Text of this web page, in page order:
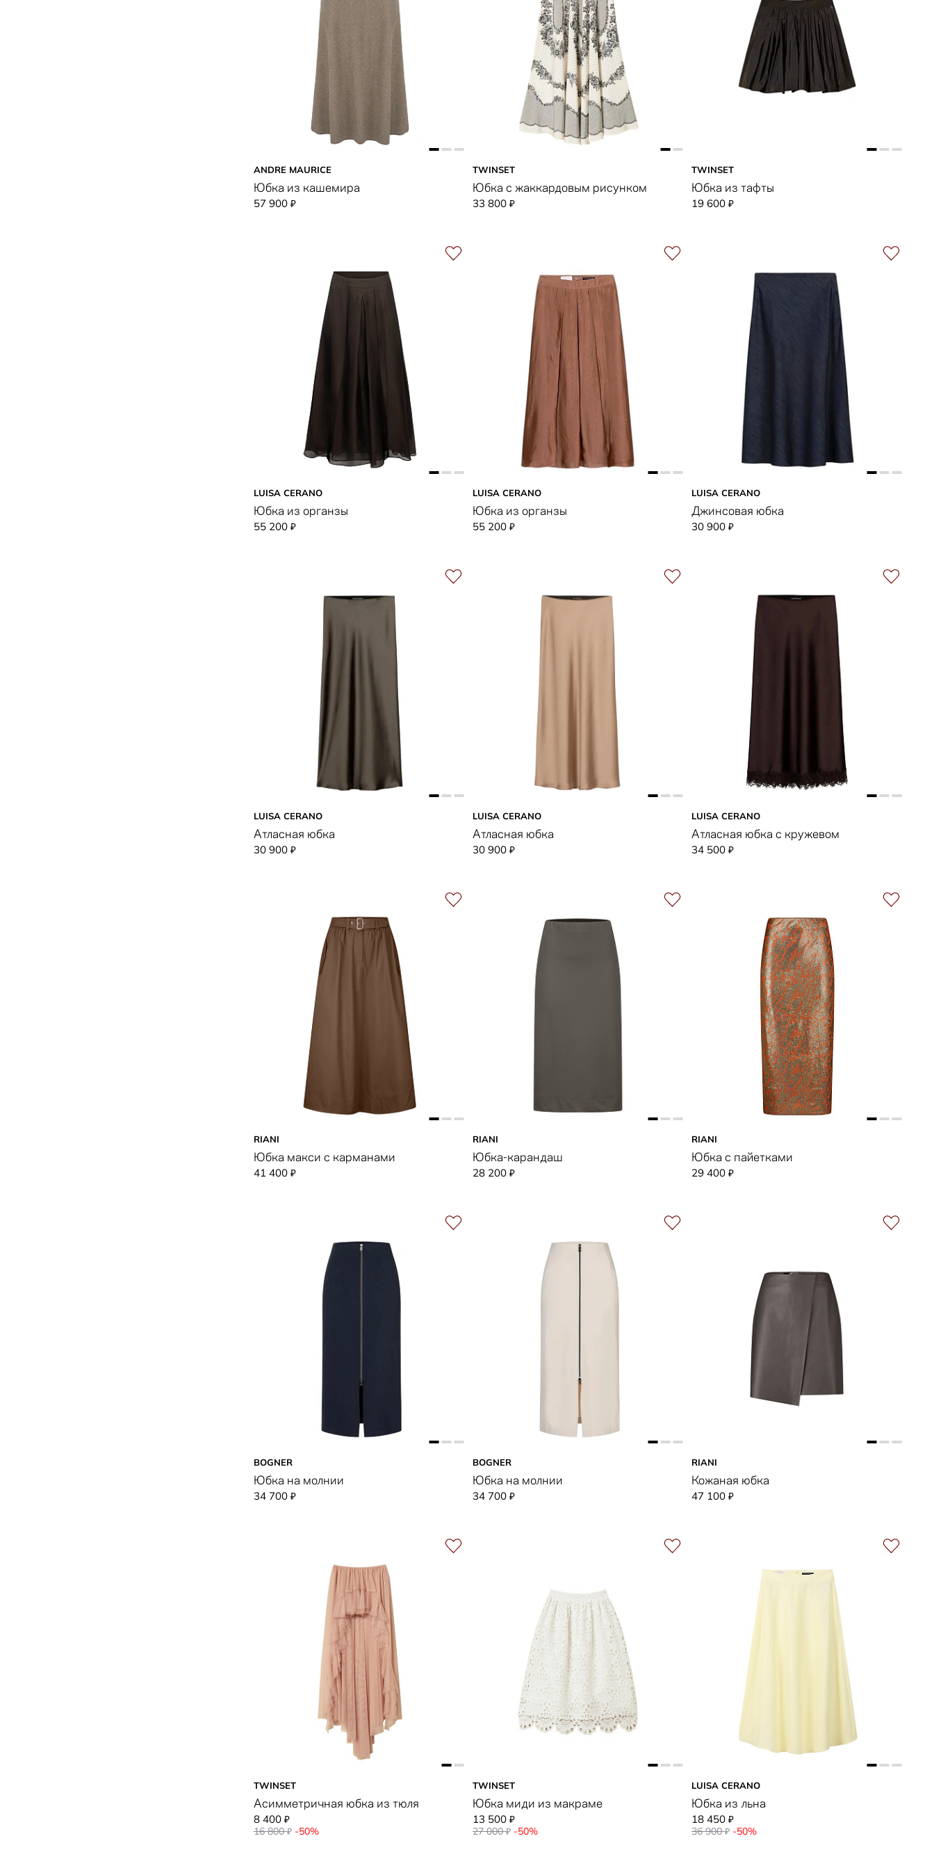
ANDRE MAURICE
Юбка из кашемира
57 900 ₽
TWINSET
Юбка с жаккардовым рисунком
33 800 ₽
TWINSET
Юбка из тафты
19 600 ₽
LUISA CERANO
Юбка из органзы
55 200 ₽
LUISA CERANO
Юбка из органзы
55 200 ₽
LUISA CERANO
Джинсовая юбка
30 900 ₽
LUISA CERANO
Атласная юбка
30 900 ₽
LUISA CERANO
Атласная юбка
30 900 ₽
LUISA CERANO
Атласная юбка с кружевом
34 500 ₽
RIANI
Юбка макси с карманами
41 400 ₽
RIANI
Юбка-карандаш
28 200 ₽
RIANI
Юбка с пайетками
29 400 ₽
BOGNER
Юбка на молнии
34 700 ₽
BOGNER
Юбка на молнии
34 700 ₽
RIANI
Кожаная юбка
47 100 ₽
TWINSET
Асимметричная юбка из тюля
8 400 ₽
16 800₽ -50%
TWINSET
Юбка миди из макраме
13 500 ₽
27 000₽ -50%
LUISA CERANO
Юбка из льна
18 450 ₽
36 900₽ -50%